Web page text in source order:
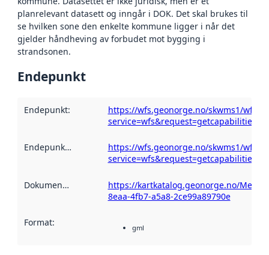
planrelevant datasett og inngår i DOK. Det skal brukes til
se hvilken sone den enkelte kommune ligger i når det
gjelder håndheving av forbudet mot bygging i
strandsonen.
Endepunkt
Endepunkt:
https://wfs.geonorge.no/skwms1/
service=wfs&request=getcapabilities
Endepunktskildring
https://wfs.geonorge.no/skwms1/
service=wfs&request=getcapabilities
Dokumentasjon
https://kartkatalog.geonorge.no/
8eaa-4fb7-a5a8-2ce99a89790e
Format: gml